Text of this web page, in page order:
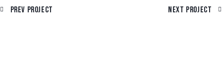
POST
Prev Project Next Project